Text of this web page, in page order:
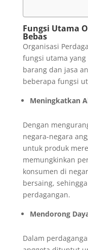
Fungsi Utama
Bebas
Organisasi
fungsi utama
barang dan jasa
beberapa fungsi
Meningkatkan
Dengan
negara-negara
untuk produk
memungkinkan
konsumen di
bersaing,
perdagangan.
Mendorong
Dalam